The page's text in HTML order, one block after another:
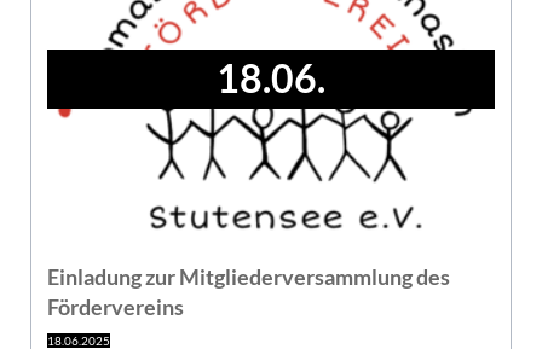
18.06.
Einladung zur Mitgliederversammlung des
Fördervereins
18.06.2025